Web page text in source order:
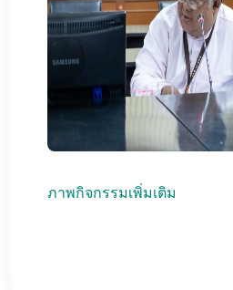
ภาพกิจกรรมเพิ่มเติม